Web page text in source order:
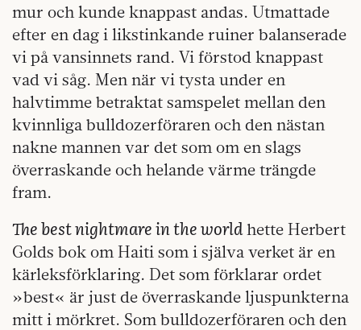
mur och kunde knappast andas. Utmattade
efter en dag i likstinkande ruiner balanserade
vi på vansinnets rand. Vi förstod knappast
vad vi såg. Men när vi tysta under en
halvtimme betraktat samspelet mellan den
kvinnliga bulldozerföraren och den nästan
nakne mannen var det som om en slags
överraskande och helande värme trängde
fram.
The best nightmare in the worldhette Herbert
Golds bok om Haiti som i själva verket är en
kärleksförklaring. Det som förklarar ordet
»best« är just de överraskande ljuspunkterna
mitt i mörkret. Som bulldozerföraren och den